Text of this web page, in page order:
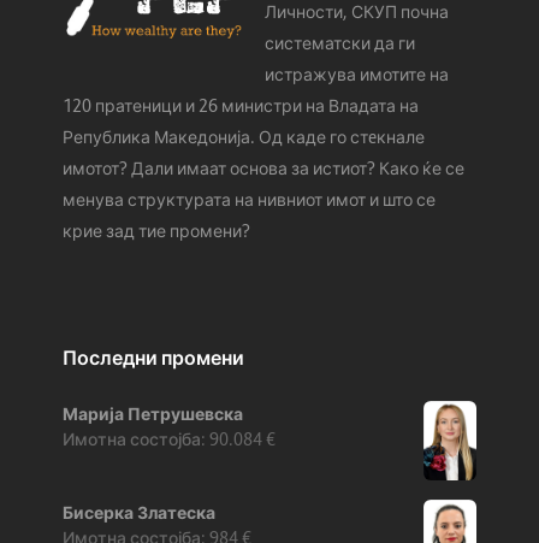
Личности, СКУП почна
систематски да ги
истражува имотите на
120 пратеници и 26 министри на Владата на
Република Македонија. Од каде го стeкнале
имотот? Дали имаат основа за истиот? Како ќе се
менува структурата на нивниот имот и што се
крие зад тие промени?
Последни промени
Марија Петрушевска
90.084€
Бисерка Златеска
984€